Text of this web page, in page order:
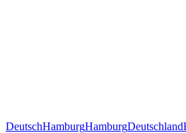
DeutschHamburgHamburgDeutschland